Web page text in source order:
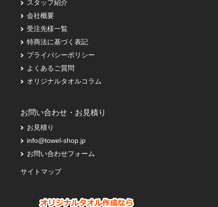
スタッフ紹介
会社概要
受注先様一覧
特商法に基づく表記
プライバシーポリシー
よくあるご質問
オリジナルタオルコラム
お問い合わせ・お見積り
お見積り
info@towel-shop.jp
お問い合わせフォーム
サイトマップ